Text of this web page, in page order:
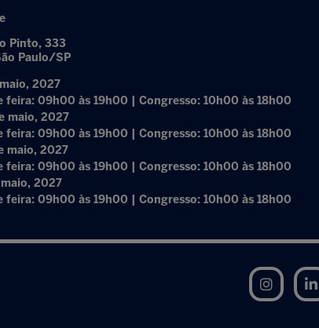
Pinto, 333
Paulo/SP
2027
feira: 09h00 às 19h00 | Congresso: 10h00 às 18h00
maio, 2027
feira: 09h00 às 19h00 | Congresso: 10h00 às 18h00
maio, 2027
feira: 09h00 às 19h00 | Congresso: 10h00 às 18h00
2027
feira: 09h00 às 19h00 | Congresso: 10h00 às 18h00